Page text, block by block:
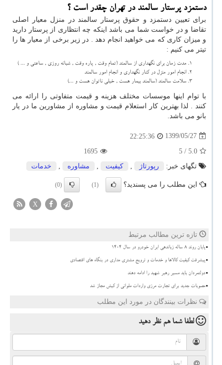
دستمزد پرستار سالمند در تهران چقدر است ؟
برای تعیین دستمزد و حقوق پرستار سالمند در منزل معیار اصلی
تقاضا و در خواست شما می باشد اینکه چه انتظاری از پرستار دارید
و میزان کاری که می خواهید انجام دهد . در زیر برخی از معیار ها را
تیتر می کنیم :
مدت زمان برای نگهداری از سالمند (تمام وقت , پاره وقت , شبانه روزی , ساعتی و ... )
انجام امور منزل در کنار نگهداری و انجام امور سالمند
سلامت سالمند (سالمند بیمار هست , خیلی ناتوان هست و ...)
با توام اینها موسسات مختلف هزینه و قیمت متفاوتی را ارائه می
کنند . لذا بهترین کار استعلام قیمت و مشاوره از مشاورین ما در یار
بانو می باشد.
1399/05/27
22:25:36
5.0
/ 5
1695
تگهای خبر:
رپورتاژ , كیفیت , مشاوره , خدمات
این مطلب را می پسندید؟ (1)
(0)
X
تازه ترین مطالب مرتبط
پایان روند ۸ ساله زیاندهی ایران خودرو در سال ۱۴۰۴
پیشرفت کیفیت کالاها و خدمات و ترویج مشتری مداری در بنگاه های اقتصادی
دولتمردان باید مسیر رهبر شهید را ادامه دهند
مصوبات جدید برای تجارت مرزی واردات ملوانی از کیش مجاز شد
نظرات بینندگان در مورد این مطلب
لطفا شما همنظر دهید